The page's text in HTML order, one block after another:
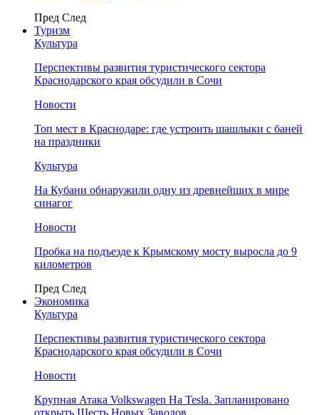
Пред След
Туризм
Культура
Перспективы развития туристического сектора
Краснодарского края обсудили в Сочи
Новости
Топ мест в Краснодаре: где устроить шашлыки с баней
на праздники
Культура
На Кубани обнаружили одну из древнейших в мире
синагог
Новости
Пробка на подъезде к Крымскому мосту выросла до 9
километров
Пред След
Экономика
Культура
Перспективы развития туристического сектора
Краснодарского края обсудили в Сочи
Новости
Крупная Атака Volkswagen На Tesla. Запланировано
открыть Шесть Новых Заводов